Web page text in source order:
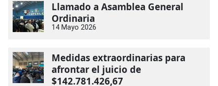
Llamado a Asamblea General
Ordinaria
14 Mayo 2026
Medidas extraordinarias para
afrontar el juicio de
$142.781.426,67